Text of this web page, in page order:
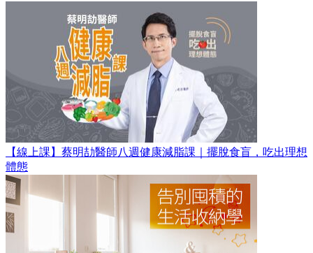
【線上課】蔡明劼醫師八週健康減脂課｜擺脫食盲，吃出理想
體態